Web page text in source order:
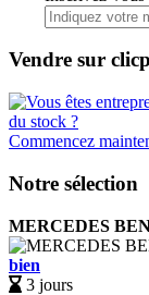
Vendre sur
Commencez
Notre sélection
MERCEDES
bien
3 jours